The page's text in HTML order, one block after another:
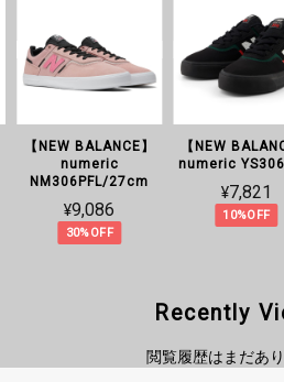
【NEW BALANCE】
numeric
NM306PFL/27cm
¥9,086
30%OFF
【NEW
numeric
¥7,821
10%OFF
Recently
閲覧履歴はまだあり